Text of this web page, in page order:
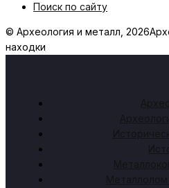
Поиск по сайту
© Археология и металл, 2026
находки